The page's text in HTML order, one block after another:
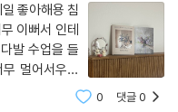
좋아해용 침
이뻐서 인테
발 수업을 들
멀어서우선
습해서 온라인
0 댓글0